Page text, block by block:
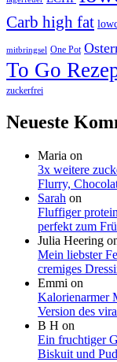
Carb high fat
mitbringsel One Pot
To Go
zuckerfrei
Neueste
Maria on
3x weitere
Flurry,
Sarah on
Fluffiger
perfekt zum
Julia Heering
Mein liebster
cremiges
Emmi on
Kalorienarmer
Version des
B H on
Ein fruchtiger
Biskuit und